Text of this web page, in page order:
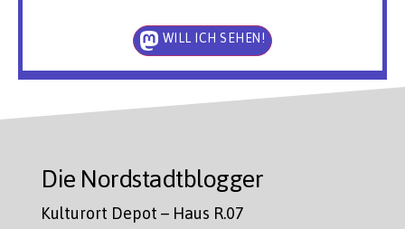
WILL ICH SEHEN!
Die Nordstadtblogger
Kulturort Depot – Haus R.07